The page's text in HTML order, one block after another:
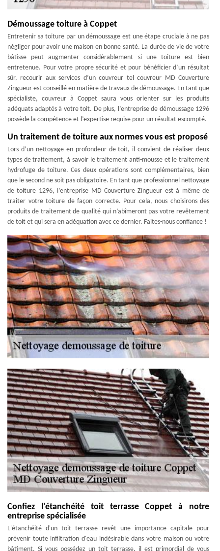
Démoussage toiture à Coppet
Entretenir sa toiture par un démoussage est une étape cruciale à ne pas
négliger pour avoir une maison en bonne santé. La durée de vie de votre
bâtisse peut augmenter considérablement si une toiture est bien
entretenue. Pour votre propre sécurité et pour bénéficier d’un résultat
sûr, recourir aux services d’un couvreur tel couvreur MD Couverture
Zingueur est conseillé en matière de travaux de démoussage. En tant que
spécialiste, couvreur à Coppet saura vous orienter sur les produits
adéquats adaptés à votre toit. De plus, l’entreprise de démoussage 1296
possède la compétence et l’expertise requise pour un résultat escompté.
Un traitement de toiture aux normes vous est proposé
Lors d’un nettoyage en profondeur de toit, il convient de réaliser deux
types de traitement, à savoir le traitement anti-mousse et le traitement
hydrofuge de toiture. Ces deux opérations sont complémentaires, bien
que le second ne soit pas obligatoire. En tant que professionnel nettoyage
de toiture 1296, l’entreprise MD Couverture Zingueur est à même de
traiter votre toiture de façon correcte. Pour cela, nous choisirons des
produits de traitement de qualité qui n’abîmeront pas votre revêtement
de toit et qui sera en adéquation avec ce dernier. Faites-nous confiance !
Confiez l'étanchéité toit terrasse Coppet à notre
entreprise spécialisée
L'étanchéité d'un toit terrasse revêt une importance capitale pour
prévenir toute infiltration d'eau indésirable dans votre maison ou votre
bâtiment. Si vous possédez un toit terrasse, il est primordial de vous